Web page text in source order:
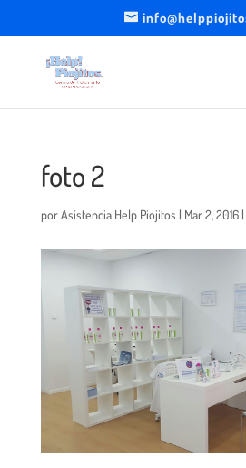
foto 2
porAsistencia Help Piojitos | Mar 2, 2016|